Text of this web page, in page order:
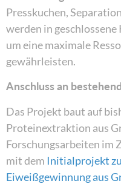
Presskuchen,
werden in
um eine maximale
gewährleisten.
Anschluss an
Das Projekt baut auf
Proteinextraktion aus
Forschungsarbeiten im
mit dem Initialprojekt
Eiweißgewinnung aus